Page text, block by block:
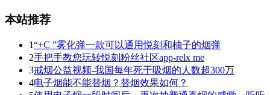
本站推荐
1“+C ”雾化弹一款可以通用悦刻和柚子的烟弹
2手把手教您玩转悦刻粉丝社区app-relx me
3戒烟公益视频-我国每年死于吸烟的人数超300万
4电子烟能不能替烟？替烟效果如何？